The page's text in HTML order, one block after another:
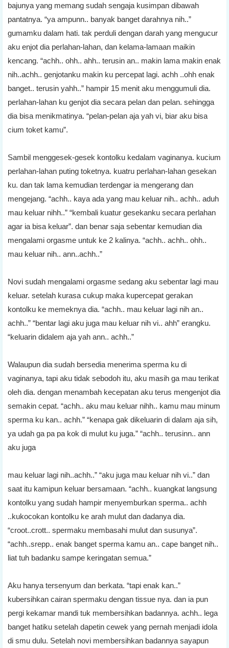
bajunya yang memang sudah sengaja kusimpan dibawah
pantatnya. “ya ampunn.. banyak banget darahnya nih..”
gumamku dalam hati. tak perduli dengan darah yang mengucur
aku enjot dia perlahan-lahan, dan kelama-lamaan maikin
kencang. “achh.. ohh.. ahh.. terusin an.. makin lama makin enak
nih..achh.. genjotanku makin ku percepat lagi. achh ..ohh enak
banget.. terusin yahh..” hampir 15 menit aku menggumuli dia.
perlahan-lahan ku genjot dia secara pelan dan pelan. sehingga
dia bisa menikmatinya. “pelan-pelan aja yah vi, biar aku bisa
cium toket kamu”.
Sambil menggesek-gesek kontolku kedalam vaginanya. kucium
perlahan-lahan puting toketnya. kuatru perlahan-lahan gesekan
ku. dan tak lama kemudian terdengar ia mengerang dan
mengejang. “achh.. kaya ada yang mau keluar nih.. achh.. aduh
mau keluar nihh..” “kembali kuatur gesekanku secara perlahan
agar ia bisa keluar”. dan benar saja sebentar kemudian dia
mengalami orgasme untuk ke 2 kalinya. “achh.. achh.. ohh..
mau keluar nih.. ann..achh..”
Novi sudah mengalami orgasme sedang aku sebentar lagi mau
keluar. setelah kurasa cukup maka kupercepat gerakan
kontolku ke memeknya dia. “achh.. mau keluar lagi nih an..
achh..” “bentar lagi aku juga mau keluar nih vi.. ahh” erangku.
“keluarin didalem aja yah ann.. achh..”
Walaupun dia sudah bersedia menerima sperma ku di
vaginanya, tapi aku tidak sebodoh itu, aku masih ga mau terikat
oleh dia. dengan menambah kecepatan aku terus mengenjot dia
semakin cepat. “achh.. aku mau keluar nihh.. kamu mau minum
sperma ku kan.. achh.” “kenapa gak dikeluarin di dalam aja sih,
ya udah ga pa pa kok di mulut ku juga.” “achh.. terusinn.. ann
aku juga
mau keluar lagi nih..achh..” “aku juga mau keluar nih vi..” dan
saat itu kamipun keluar bersamaan. “achh.. kuangkat langsung
kontolku yang sudah hampir menyemburkan sperma.. achh
..kukocokan kontolku ke arah mulut dan dadanya dia.
“croot..crott.. spermaku membasahi mulut dan susunya”.
“achh..srepp.. enak banget sperma kamu an.. cape banget nih..
liat tuh badanku sampe keringatan semua.”
Aku hanya tersenyum dan berkata. “tapi enak kan..”
kubersihkan cairan spermaku dengan tissue nya. dan ia pun
pergi kekamar mandi tuk membersihkan badannya. achh.. lega
banget hatiku setelah dapetin cewek yang pernah menjadi idola
di smu dulu. Setelah novi membersihkan badannya sayapun